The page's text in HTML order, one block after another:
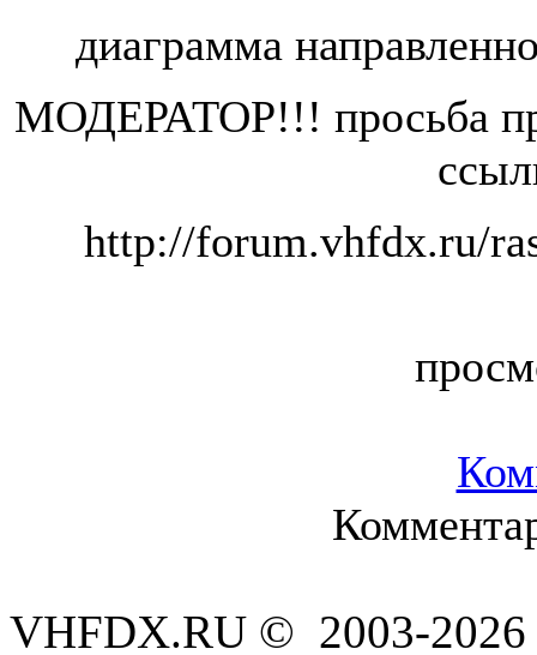
диаграмма
МОДЕРАТОР!!! просьба
http://forum.vhfdx.ru/
VHFDX.RU © 2003-2026